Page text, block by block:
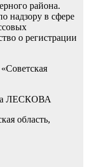
района.
надзору в сфере
о регистрации
ЛЕСКОВА
область,